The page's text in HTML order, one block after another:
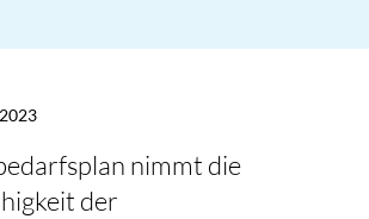
nimmt die
der